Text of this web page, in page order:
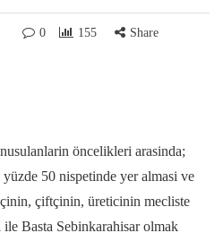
0 155 Share
öncelikleri arasinda;
50 nispetinde yer almasi ve
çiftçinin, üreticinin mecliste
Basta Sebinkarahisar olmak